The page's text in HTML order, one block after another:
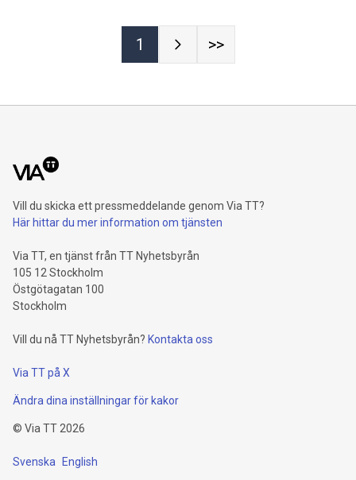
1 >>
Vill du skicka ett pressmeddelande genom Via TT?
Här hittar du mer information om tjänsten
Via TT, en tjänst från TT Nyhetsbyrån
105 12 Stockholm
Östgötagatan 100
Stockholm
Vill du nå TT Nyhetsbyrån? Kontakta oss
Via TT på X
Ändra dina inställningar för kakor
© Via TT2026
Svenska English